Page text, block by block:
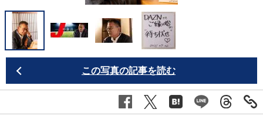
この写真の記事を読む